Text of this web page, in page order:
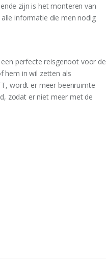
zijn is het monteren van
informatie die men nodig
perfecte reisgenoot voor de
hem in wil zetten als
wordt er meer beenruimte
zodat er niet meer met de